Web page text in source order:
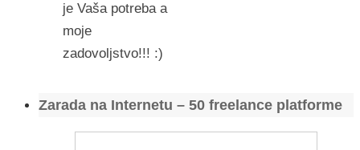
je Vaša potreba a
moje
zadovoljstvo!!! :)
Zarada na Internetu – 50 freelance platforme